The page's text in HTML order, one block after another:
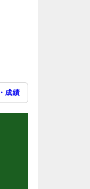
成績